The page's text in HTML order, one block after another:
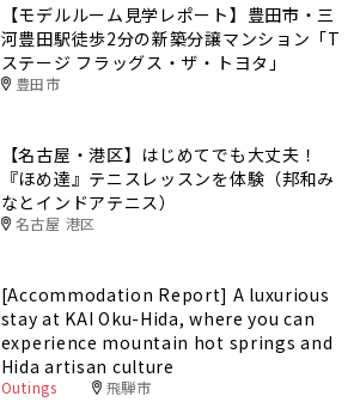
【モデルルーム見学レポート】豊田市・三
河豊田駅徒歩2分の新築分譲マンション「T
ステージ フラッグス・ザ・トヨタ」
豊田市
【名古屋・港区】はじめてでも大丈夫！
『ほめ達』テニスレッスンを体験（邦和み
なとインドアテニス）
名古屋 港区
[Accommodation Report] A luxurious
stay at KAI Oku-Hida, where you can
experience mountain hot springs and
Hida artisan culture
Outings 飛騨市